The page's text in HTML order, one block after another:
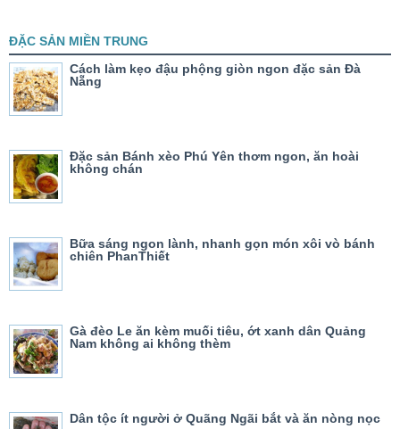
ĐẶC SẢN MIỀN TRUNG
Cách làm kẹo đậu phộng giòn ngon đặc sản Đà
Nẵng
Đặc sản Bánh xèo Phú Yên thơm ngon, ăn hoài
không chán
Bữa sáng ngon lành, nhanh gọn món xôi vò bánh
chiên PhanThiết
Gà đèo Le ăn kèm muối tiêu, ớt xanh dân Quảng
Nam không ai không thèm
Dân tộc ít người ở Quãng Ngãi bắt và ăn nòng nọc